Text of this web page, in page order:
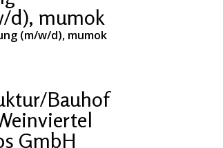
d), mumok
(m/w/d), mumok
Bauhof
GmbH